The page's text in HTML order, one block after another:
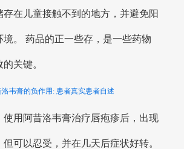
存在儿童接触不到的地方，并避免阳
境。 药品的正一些存，是一些药物
关键。
洛韦膏的负作用: 患者真实患者自述
使用阿昔洛韦膏治疗唇疱疹后，出现
可以忍受，并在几天后症状好转。